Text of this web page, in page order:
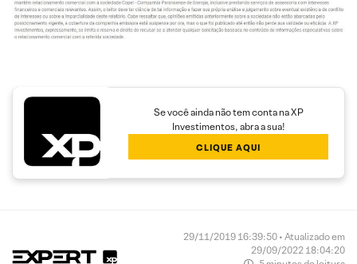
Se você ainda não tem conta na XP
Investimentos, abra a sua!
CLIQUE AQUI
29/11/2019 16:39:50 • Atualizado em
29/09/2022 18:04:20